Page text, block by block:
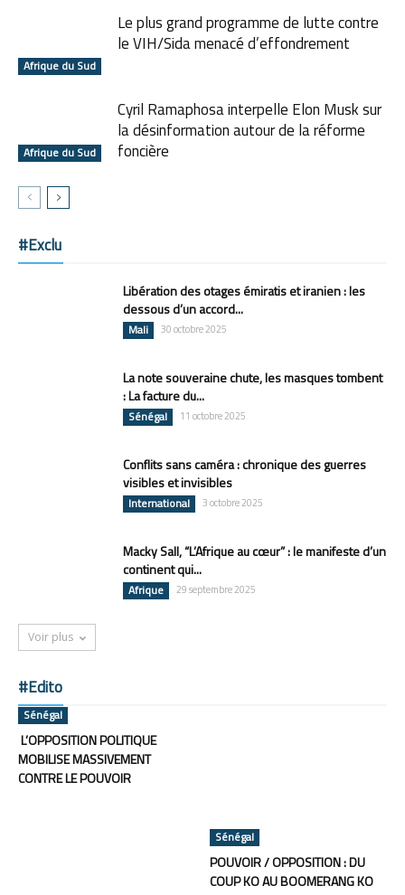
Afrique du Sud
Le plus grand programme de lutte contre
le VIH/Sida menacé d’effondrement
Afrique du Sud
Cyril Ramaphosa interpelle Elon Musk sur
la désinformation autour de la réforme
foncière
#Exclu
Libération des otages émiratis et iranien : les
dessous d’un accord...
Mali 30 octobre 2025
La note souveraine chute, les masques tombent
: La facture du...
Sénégal 11 octobre 2025
Conflits sans caméra : chronique des guerres
visibles et invisibles
International 3 octobre 2025
Macky Sall, “L’Afrique au cœur” : le manifeste d’un
continent qui...
Afrique 29 septembre 2025
Voir plus
#Edito
Sénégal
L’OPPOSITION POLITIQUE
MOBILISE MASSIVEMENT
CONTRE LE POUVOIR
Sénégal
POUVOIR / OPPOSITION : DU
COUP KO AU BOOMERANG KO